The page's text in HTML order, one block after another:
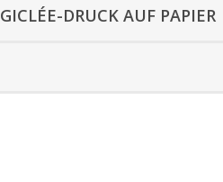
GICLÉE-DRUCK AUF PAPIER